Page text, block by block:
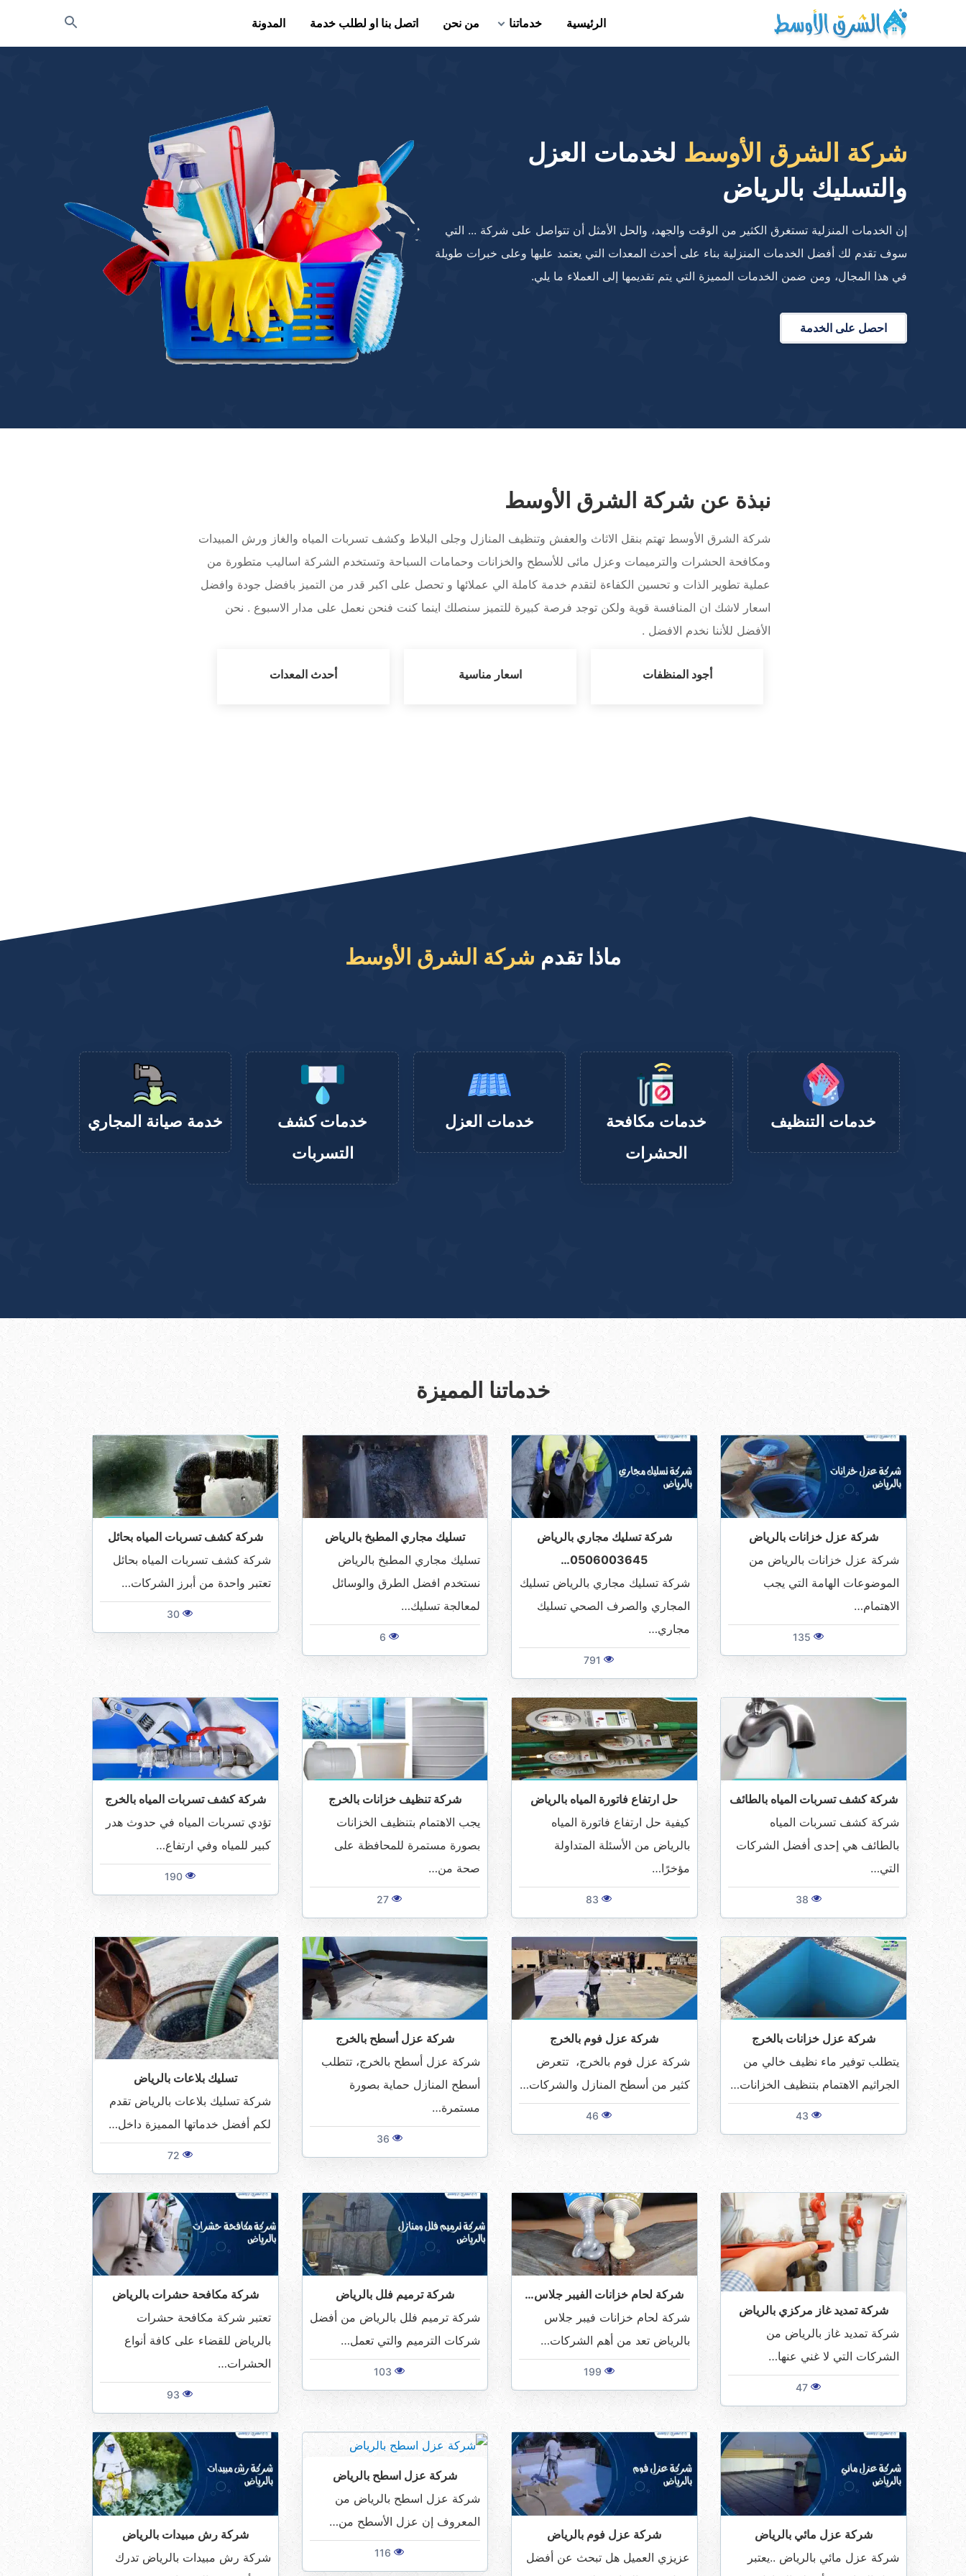
الرئيسية خدماتنا من نحن اتصل بنا او لطلب خدمة المدونة
عن
شركة الشرق الأوسط لخدمات العزل
والتسليك بالرياض
إن الخدمات المنزلية تستغرق الكثير من الوقت والجهد، والحل الأمثل أن تتواصل على شركة ... التي
سوف تقدم لك أفضل الخدمات المنزلية بناء على أحدث المعدات التي يعتمد عليها وعلى خبرات طويلة
في هذا المجال، ومن ضمن الخدمات المميزة التي يتم تقديمها إلى العملاء ما يلي.
احصل على الخدمة
نبذة عن شركة الشرق الأوسط
شركة الشرق الأوسط تهتم بنقل الاثاث والعفش وتنظيف المنازل وجلى البلاط وكشف تسربات المياه والغاز ورش المبيدات
ومكافحة الحشرات والترميمات وعزل مائى للأسطح والخزانات وحمامات السباحة وتستخدم الشركة اساليب متطورة من
عملية تطوير الذات و تحسين الكفاءة لتقدم خدمة كاملة الي عملائها و تحصل على اكبر قدر من التميز بافضل جودة وافضل
اسعار لاشك ان المنافسة قوية ولكن توجد فرصة كبيرة للتميز سنصلك اينما كنت فنحن نعمل على مدار الاسبوع . نحن
الأفضل للأننا نخدم الافضل .
أجود المنظفات اسعار مناسية أحدث المعدات
ماذا تقدم شركة الشرق الأوسط
خدمات التنظيف
خدمات مكافحة
الحشرات
خدمات العزل
خدمات كشف
التسربات
خدمة صيانة المجاري
خدماتنا المميزة
شركة عزل خزانات بالرياض
شركة عزل خزانات بالرياض من
الموضوعات الهامة التي يجب
الاهتمام…
135
شركة تسليك مجاري بالرياض
0506003645…
شركة تسليك مجاري بالرياض تسليك
المجاري والصرف الصحي تسليك
مجاري…
791
تسليك مجاري المطبخ بالرياض
تسليك مجاري المطبخ بالرياض
نستخدم افضل الطرق والوسائل
لمعالجة تسليك…
6
شركة كشف تسربات المياه بحائل
شركة كشف تسربات المياه بحائل
تعتبر واحدة من أبرز الشركات…
30
شركة كشف تسربات المياه بالطائف
شركة كشف تسربات المياه
بالطائف هي إحدى أفضل الشركات
التي…
حل ارتفاع فاتورة المياه بالرياض
كيفية حل ارتفاع فاتورة المياه
بالرياض من الأسئلة المتداولة
مؤخرًا…
83
شركة تنظيف خزانات بالخرج
يجب الاهتمام بتنظيف الخزانات
بصورة مستمرة للمحافظة على
صحة من…
27
شركة كشف تسربات المياه بالخرج
تؤدي تسربات المياه في حدوث هدر
كبير للمياه وفي ارتفاع…
190
شركة عزل خزانات بالخرج
يتطلب توفير ماء نظيف خالي من
الجراثيم الاهتمام بتنظيف الخزانات…
شركة عزل فوم بالخرج
شركة عزل فوم بالخرج، تتعرض
كثير من أسطح المنازل والشركات…
46
شركة عزل أسطح بالخرج
شركة عزل أسطح بالخرج، تتطلب
أسطح المنازل حماية بصورة
مستمرة…
تسليك بلاعات بالرياض
شركة تسليك بلاعات بالرياض تقدم
لكم أفضل خدماتها المميزة داخل…
شركة تمديد غاز مركزي بالرياض
شركة تمديد غاز بالرياض من
الشركات التي لا غني عنها…
47
شركة لحام خزانات الفيبر جلاس…
شركة لحام خزانات فيبر جلاس
بالرياض تعد من أهم الشركات…
شركة ترميم فلل بالرياض
شركة ترميم فلل بالرياض من أفضل
شركات الترميم والتي تعمل…
103
شركة مكافحة حشرات بالرياض
تعتبر شركة مكافحة حشرات
بالرياض للقضاء على كافة أنواع
الحشرات…
93
شركة عزل مائي بالرياض
شركة عزل مائي بالرياض ..يعتبر
شركة عزل فوم بالرياض
عزيزي العميل هل تبحث عن أفضل
شركة عزل اسطح بالرياض
شركة عزل اسطح بالرياض من
المعروف إن عزل الأسطح من…
116
شركة رش مبيدات بالرياض
شركة رش مبيدات بالرياض تدرك